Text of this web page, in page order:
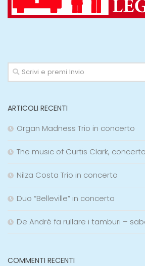
ARTICOLI RECENTI
Organ Madness Trio in concerto
The music of Curtis Clark,
Nilza Costa Trio in concerto
Duo “Belleville” in concerto
De André fa rullare i tamburi –
COMMENTI RECENTI